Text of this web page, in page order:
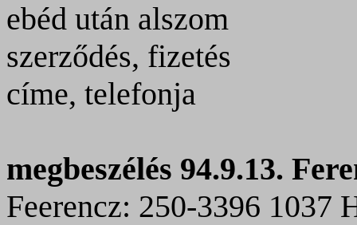
ebéd után alszom
szerződés, fizetés
címe, telefonja
megbeszélés 94.9.13.
Feerencz: 250-3396 1037